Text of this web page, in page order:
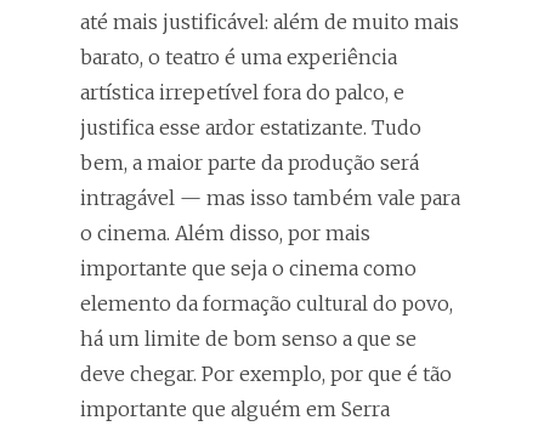
até mais justificável: além de muito mais
barato, o teatro é uma experiência
artística irrepetível fora do palco, e
justifica esse ardor estatizante. Tudo
bem, a maior parte da produção será
intragável — mas isso também vale para
o cinema. Além disso, por mais
importante que seja o cinema como
elemento da formação cultural do povo,
há um limite de bom senso a que se
deve chegar. Por exemplo, por que é tão
importante que alguém em Serra